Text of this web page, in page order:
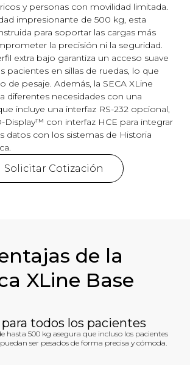
y personas con movilidad limitada.
impresionante de 500 kg, esta
para soportar las cargas más
la precisión ni la seguridad.
extra bajo garantiza un acceso suave
pacientes en sillas de ruedas, lo que
de pesaje. Además, la SECA XLine
diferentes necesidades con una
incluye una interfaz RS-232 opcional,
Display™ con interfaz HCE para integrar
datos con los sistemas de Historia
Solicitar Cotización
de la
XLine Base
todos los pacientes
hasta 500 kg asegura que incluso los pacientes
ser pesados de forma precisa y cómoda.